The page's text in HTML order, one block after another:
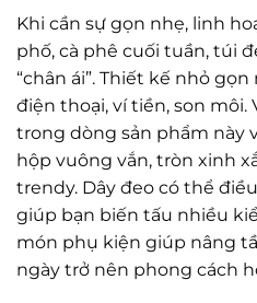
Khi cần sự gọn nhẹ, linh
phố, cà phê cuối tuần, túi
“chân ái”. Thiết kế nhỏ
điện thoại, ví tiền, son môi.
trong dòng sản phẩm này
hộp vuông vắn, tròn xinh
trendy. Dây đeo có thể
giúp bạn biến tấu nhiều
món phụ kiện giúp nâng
ngày trở nên phong cách